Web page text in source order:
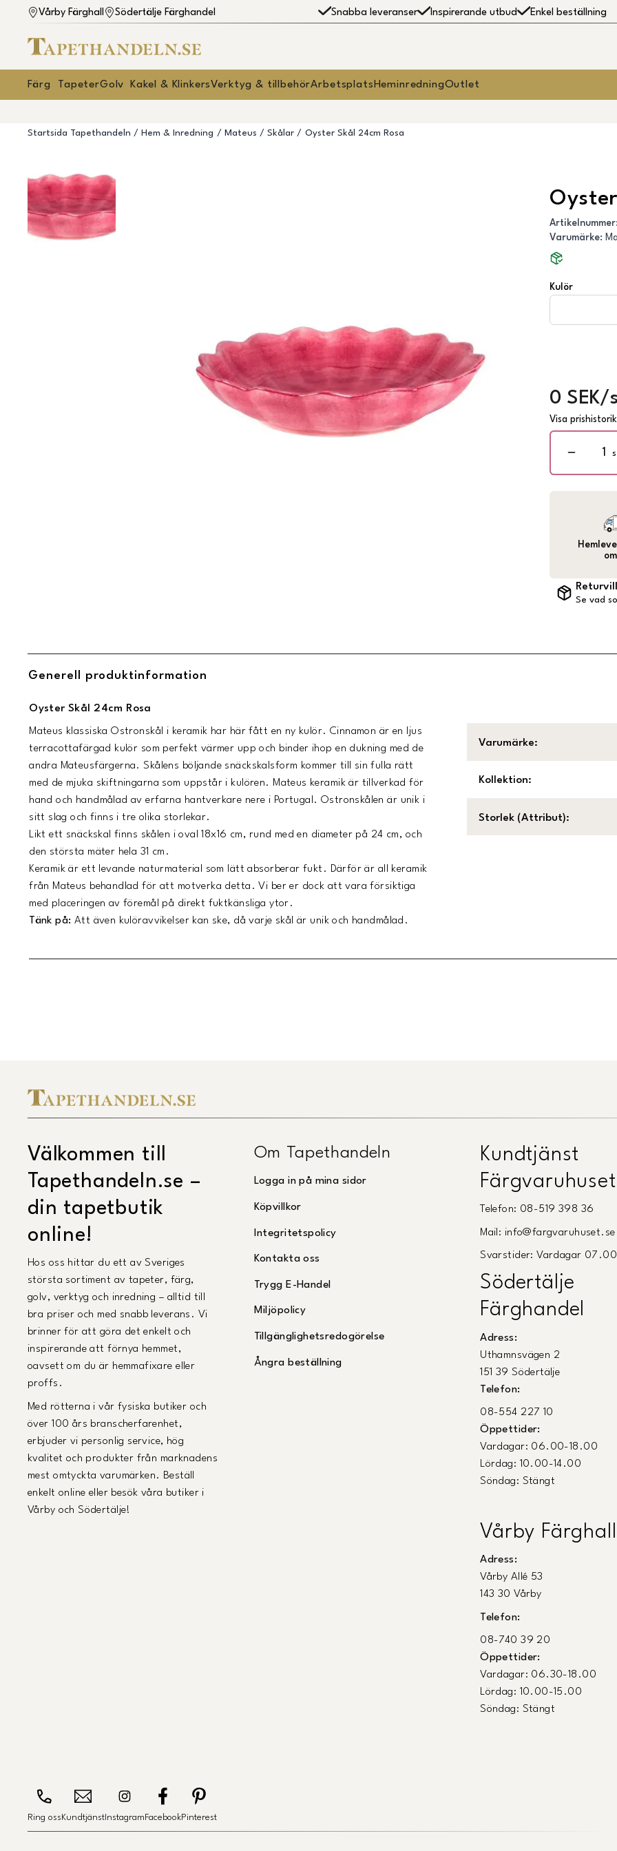
Vårby Färghall Södertälje Färghandel Snabba leveranser Inspirerande utbud Enkel beställning
Färg TapeterGolv Kakel & KlinkersVerktyg & tillbehörArbetsplats HeminredningOutlet
Startsida Tapethandeln Hem & Inredning Mateus Skålar Oyster Skål 24cm Rosa
Artikelnummer
Varumärke:
Kulör
0 SEK/
Visa prishistorik
Se vad
Generell produktinformation
Oyster Skål 24cm Rosa
Mateus klassiska Ostronskål i keramik har här fått en ny kulör. Cinnamon är en ljus
terracottafärgad kulör som perfekt värmer upp och binder ihop en dukning med de
andra Mateusfärgerna. Skålens böljande snäckskalsform kommer till sin fulla rätt
med de mjuka skiftningarna som uppstår i kulören. Mateus keramik är tillverkad för
hand och handmålad av erfarna hantverkare nere i Portugal. Ostronskålen är unik i
sitt slag och finns i tre olika storlekar.
Likt ett snäckskal finns skålen i oval 18x16 cm, rund med en diameter på 24 cm, och
den största mäter hela 31 cm.
Keramik är ett levande naturmaterial som lätt absorberar fukt. Därför är all keramik
från Mateus behandlad för att motverka detta. Vi ber er dock att vara försiktiga
med placeringen av föremål på direkt fuktkänsliga ytor.
Tänk på: Att även kulöravvikelser kan ske, då varje skål är unik och handmålad.
Varumärke:
Kollektion:
Storlek (Attribut):
Välkommen till
Tapethandeln.se –
din tapetbutik
online!
Hos oss hittar du ett av Sveriges
största sortiment av tapeter, färg,
golv, verktyg och inredning – alltid till
bra priser och med snabb leverans. Vi
brinner för att göra det enkelt och
inspirerande att förnya hemmet,
oavsett om du är hemmafixare eller
proffs.
Med rötterna i vår fysiska butiker och
över 100 års branscherfarenhet,
erbjuder vi personlig service, hög
kvalitet och produkter från marknadens
mest omtyckta varumärken. Beställ
enkelt online eller besök våra butiker i
Vårby och Södertälje!
Om Tapethandeln
Logga in på mina sidor
Köpvillkor
Integritetspolicy
Kontakta oss
Trygg E-Handel
Miljöpolicy
Tillgänglighetsredogörelse
Ångra beställning
Kundtjänst
Telefon: 08-519 398 36
Mail: info@fargvaruhuset.se
Svarstider: Vardagar
Södertälje
Färghandel
Adress:
Uthamnsvägen 2
151 39 Södertälje
Telefon:
08-554 227 10
Öppettider:
Vardagar: 06.00-18.00
Lördag: 10.00-14.00
Söndag: Stängt
Vårby Färghall
Adress:
Vårby Allé 53
143 30 Vårby
Telefon:
08-740 39 20
Öppettider:
Vardagar: 06.30-18.00
Lördag: 10.00-15.00
Söndag: Stängt
Ring oss Kundtjänst Instagram FacebookPinterest